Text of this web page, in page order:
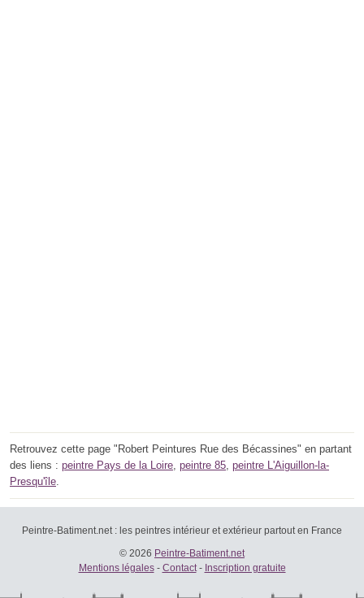
Retrouvez cette page "Robert Peintures Rue des Bécassines" en partant
des liens : peintre Pays de la Loire, peintre 85, peintre L'Aiguillon-la-
Presqu'île.
Peintre-Batiment.net : les peintres intérieur et extérieur partout en France
© 2026 Peintre-Batiment.net
Mentions légales- Contact- Inscription gratuite